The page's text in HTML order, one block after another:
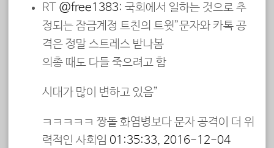
RT @free1383: 국회에서 일하는 것으로 추
정되는 잠금계정 트친의 트윗”문자와 카톡 공
격은 정말 스트레스 받나봄
의총 때도 다들 죽으려고 함
시대가 많이 변하고 있음”
ㅋㅋㅋㅋㅋ 짱돌 화염병보다 문자 공격이 더 위
력적인 사회임 01:35:33, 2016-12-04